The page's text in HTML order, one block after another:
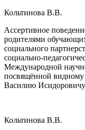
Кольтинова В.В.
Ассертивное
родителями
социального
социально-
Международной
посвящённой видному
Василию
Кольтинова В.В.